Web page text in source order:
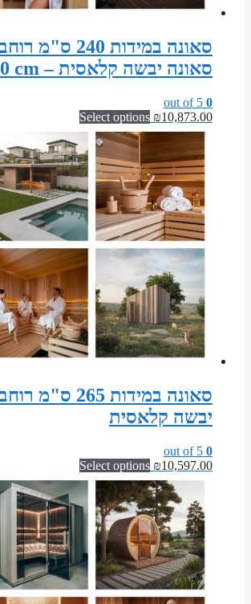
סאונה יבשה קלאסית – Sauna width 240 cm x depth 180 cm x height 200 cm
0
₪10,873.00
Select options
יבשה קלאסית
0
₪10,597.00
Select options